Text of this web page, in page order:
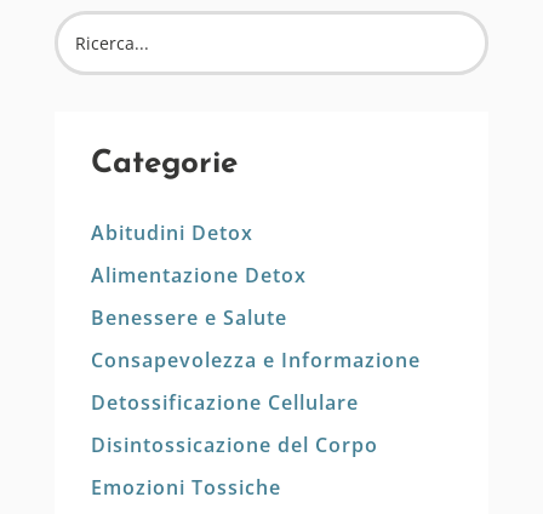
Categorie
Abitudini Detox
Alimentazione Detox
Benessere e Salute
Consapevolezza e Informazione
Detossificazione Cellulare
Disintossicazione del Corpo
Emozioni Tossiche